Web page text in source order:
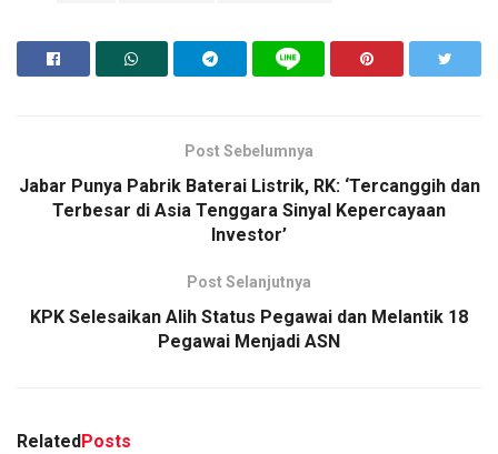
Post Sebelumnya
Jabar Punya Pabrik Baterai Listrik, RK: ‘Tercanggih dan
Terbesar di Asia Tenggara Sinyal Kepercayaan
Investor’
Post Selanjutnya
KPK Selesaikan Alih Status Pegawai dan Melantik 18
Pegawai Menjadi ASN
RelatedPosts